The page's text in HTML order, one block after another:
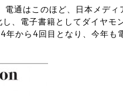
電通はこのほど、日本メデ
し、電子書籍としてダイヤ
年から4回目となり、今年も